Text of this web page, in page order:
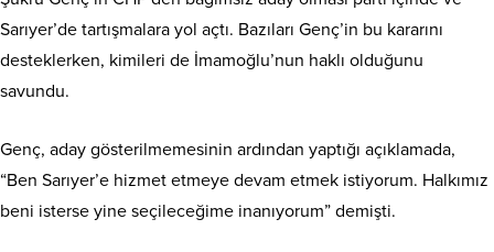
Sarıyer’de tartışmalara yol açtı. Bazıları Genç’in bu kararını
desteklerken, kimileri de İmamoğlu’nun haklı olduğunu
savundu.
Genç, aday gösterilmemesinin ardından yaptığı açıklamada,
“Ben Sarıyer’e hizmet etmeye devam etmek istiyorum. Halkımız
beni isterse yine seçileceğime inanıyorum” demişti.